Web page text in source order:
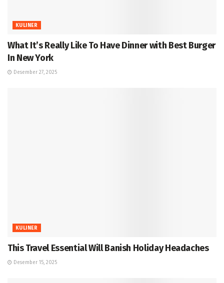
KULINER
What It’s Really Like To Have Dinner with Best Burger
In New York
Desember 27, 2025
KULINER
This Travel Essential Will Banish Holiday Headaches
Desember 15, 2025